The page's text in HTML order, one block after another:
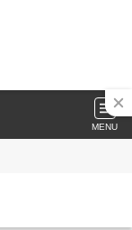
MENU